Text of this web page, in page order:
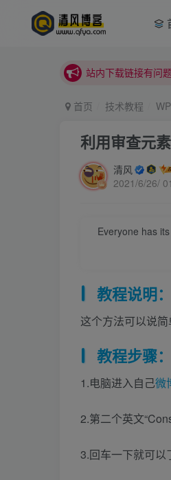
站内下载链接有问
站内下载链接有问
首页 技术教程
利用审查元
清风
2021/6/26/
Everyone has
教程说明：
这个方法可以说
教程步骤：
1.电脑进入自己微
2.第二个英文
3.回车一下就可以